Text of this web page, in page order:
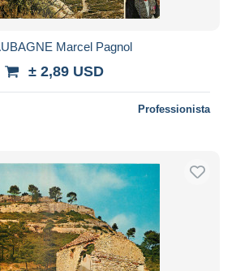
Marcel Pagnol
± 2,89 USD
Professionista